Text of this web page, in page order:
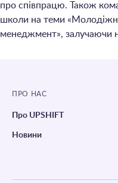
про співпрацю. Також
школи на теми
менеджмент», залучаючи
ПРО НАС
Про UPSHIFT
Новини